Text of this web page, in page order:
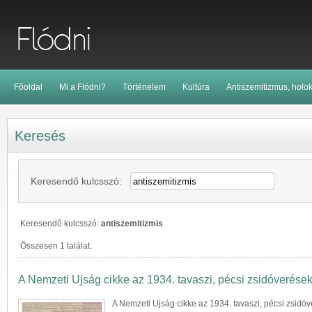
Főoldal Mi a Flódni? Történelem Kultúra Antiszemitizmus,
Keresés
Keresendő kulcsszó:
Keresendő kulcsszó: antiszemitizmis
Összesen 1 találat.
A Nemzeti Ujság cikke az 1934. tavaszi, pécsi
A Nemzeti Ujság cikke az 1934. tavaszi, pécsi